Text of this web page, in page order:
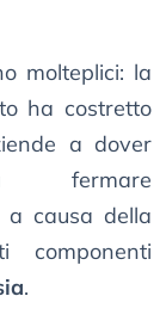
molteplici: la
ha costretto
a dover
fermare
a causa della
componenti
.